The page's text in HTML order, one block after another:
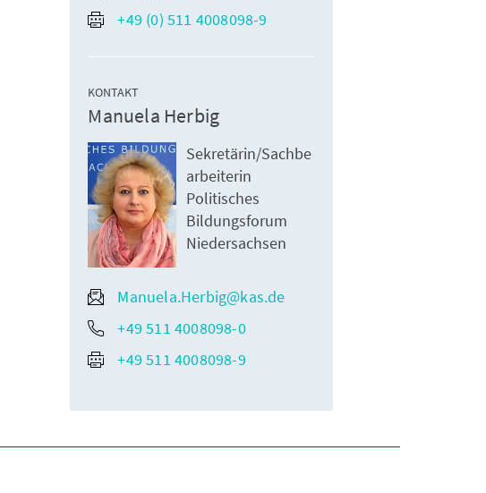
+49 (0) 511 4008098-9
KONTAKT
Manuela Herbig
Sekretärin/Sachbe
arbeiterin
Politisches
Bildungsforum
Niedersachsen
Manuela.Herbig@kas.de
+49 511 4008098-0
+49 511 4008098-9